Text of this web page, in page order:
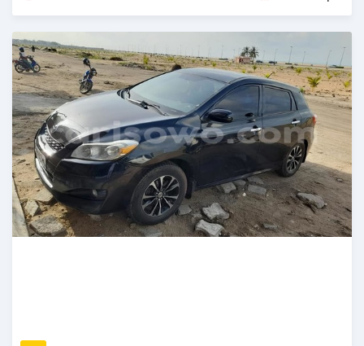
Publié il y a environ 4 ans